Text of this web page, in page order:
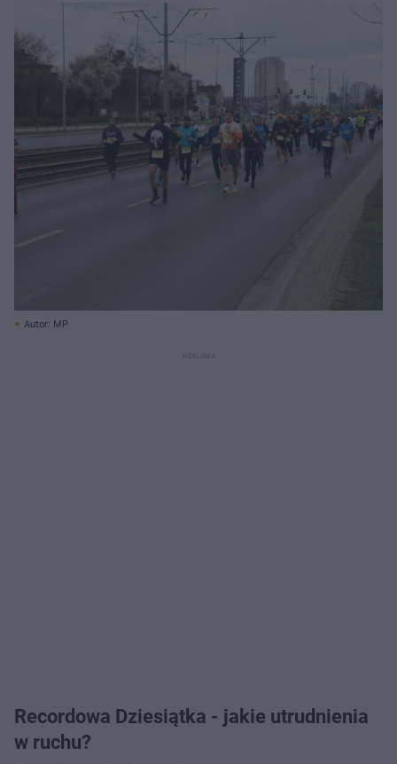
Autor: MP
Recordowa Dziesiątka - jakie utrudnienia
w ruchu?